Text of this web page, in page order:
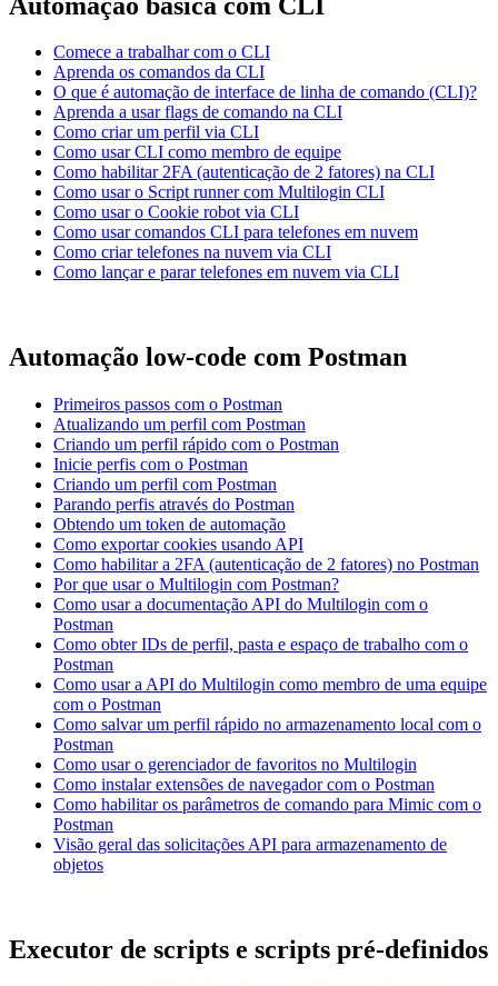
Comece a trabalhar com o CLI
Aprenda os comandos da CLI
O que é automação de interface de linha de comando (CLI)?
Aprenda a usar flags de comando na CLI
Como criar um perfil via CLI
Como usar CLI como membro de equipe
Como habilitar 2FA (autenticação de 2 fatores) na CLI
Como usar o Script runner com Multilogin CLI
Como usar o Cookie robot via CLI
Como usar comandos CLI para telefones em nuvem
Como criar telefones na nuvem via CLI
Como lançar e parar telefones em nuvem via CLI
Automação low-code com Postman
Primeiros passos com o Postman
Atualizando um perfil com Postman
Criando um perfil rápido com o Postman
Inicie perfis com o Postman
Criando um perfil com Postman
Parando perfis através do Postman
Obtendo um token de automação
Como exportar cookies usando API
Como habilitar a 2FA (autenticação de 2 fatores) no Postman
Por que usar o Multilogin com Postman?
Como usar a documentação API do Multilogin com o
Postman
Como obter IDs de perfil, pasta e espaço de trabalho com o
Postman
Como usar a API do Multilogin como membro de uma equipe
com o Postman
Como salvar um perfil rápido no armazenamento local com o
Postman
Como usar o gerenciador de favoritos no Multilogin
Como instalar extensões de navegador com o Postman
Como habilitar os parâmetros de comando para Mimic com o
Postman
Visão geral das solicitações API para armazenamento de
objetos
Executor de scripts e scripts pré-definidos